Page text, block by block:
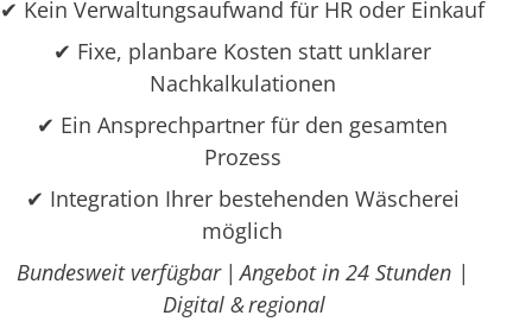
✔ Kein Verwaltungsaufwand für HR oder Einkauf
✔ Fixe, planbare Kosten statt unklarer
Nachkalkulationen
✔ Ein Ansprechpartner für den gesamten
Prozess
✔ Integration Ihrer bestehenden Wäscherei
möglich
Bundesweit verfügbar | Angebot in 24 Stunden |
Digital & regional